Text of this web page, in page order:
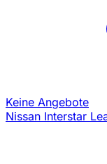
Keine Angebote
Nissan Interstar